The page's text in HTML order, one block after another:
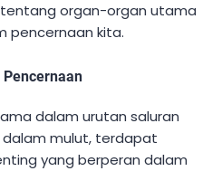
organ-organ utama
pencernaan kita.
dalam urutan saluran
dalam mulut, terdapat
yang berperan dalam